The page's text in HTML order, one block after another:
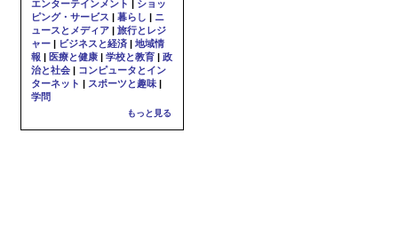
エンターテインメント | ショッ
ピング・サービス | 暮らし | ニ
ュースとメディア | 旅行とレジ
ャー | ビジネスと経済 | 地域情
報 | 医療と健康 | 学校と教育 | 政
治と社会 | コンピュータとイン
ターネット | スポーツと趣味 |
学問
もっと見る